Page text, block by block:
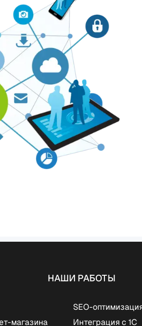
НАШИ РАБОТЫ
SEO-
магазина
Интеграция с 1C